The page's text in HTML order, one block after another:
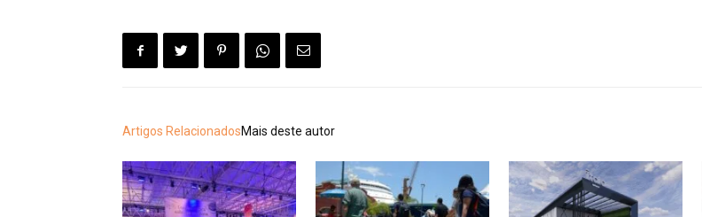
Artigos RelacionadosMais deste autor